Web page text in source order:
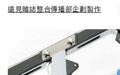
遠見雜誌整合傳播部企劃製作